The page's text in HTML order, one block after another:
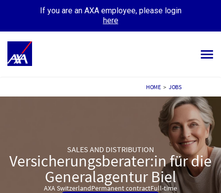
If you are an AXA employee, please login
here
MY APPLICATIONS MY PROFILE
HOME > JOBS
SALES AND DISTRIBUTION
Versicherungsberater:in für die
Generalagentur Biel
AXA SwitzerlandPermanent contractFull-time